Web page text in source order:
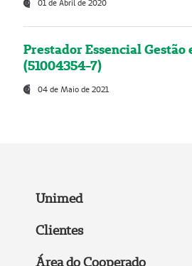
01 de Abril de 2020
Prestador Essencial Gestão
(51004354-7)
04 de Maio de 2021
Unimed
Clientes
Área do Cooperado